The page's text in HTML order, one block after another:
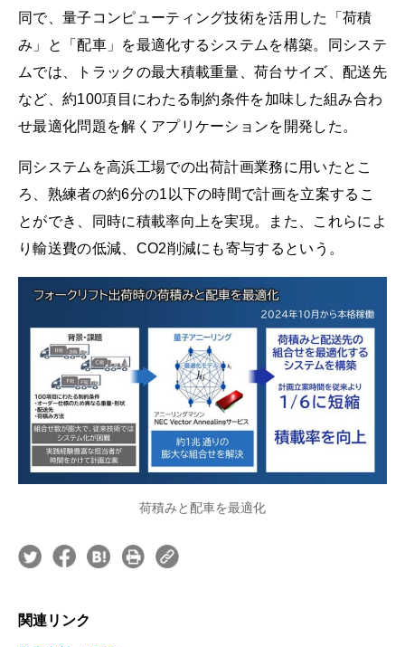
同で、量子コンピューティング技術を活用した「荷積
み」と「配車」を最適化するシステムを構築。同システ
ムでは、トラックの最大積載重量、荷台サイズ、配送先
など、約100項目にわたる制約条件を加味した組み合わ
せ最適化問題を解くアプリケーションを開発した。
同システムを高浜工場での出荷計画業務に用いたとこ
ろ、熟練者の約6分の1以下の時間で計画を立案するこ
とができ、同時に積載率向上を実現。また、これらによ
り輸送費の低減、CO2削減にも寄与するという。
荷積みと配車を最適化
関連リンク